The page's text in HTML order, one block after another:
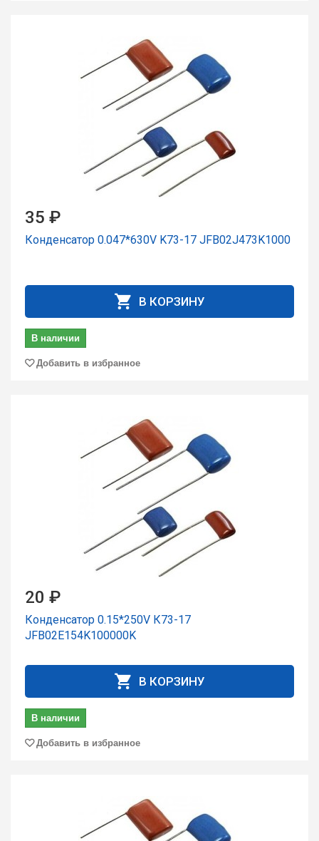
35 ₽
Конденсатор 0.047*630V K73-17 JFB02J473K1000
В КОРЗИНУ
В наличии
Добавить в избранное
20 ₽
Конденсатор 0.15*250V К73-17
JFB02E154K100000K
В КОРЗИНУ
В наличии
Добавить в избранное